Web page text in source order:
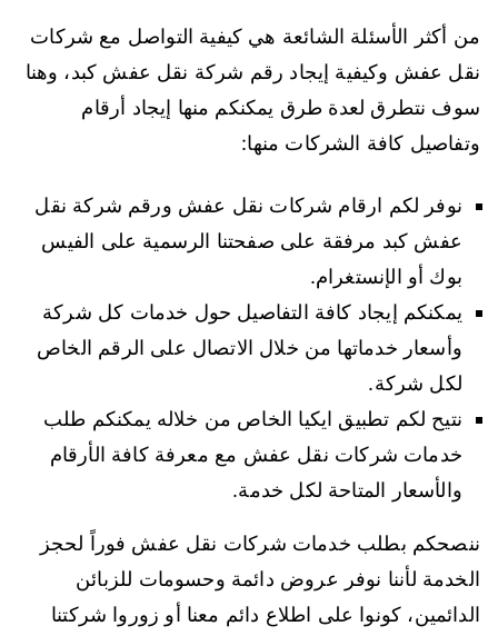
من أكثر الأسئلة الشائعة هي كيفية التواصل مع شركات
نقل عفش وكيفية إيجاد رقم شركة نقل عفش كبد، وهنا
سوف نتطرق لعدة طرق يمكنكم منها إيجاد أرقام
وتفاصيل كافة الشركات منها:
نوفر لكم ارقام شركات نقل عفش ورقم شركة نقل
عفش كبد مرفقة على صفحتنا الرسمية على الفيس
بوك أو الإنستغرام.
يمكنكم إيجاد كافة التفاصيل حول خدمات كل شركة
وأسعار خدماتها من خلال الاتصال على الرقم الخاص
لكل شركة.
نتيح لكم تطبيق ايكيا الخاص من خلاله يمكنكم طلب
خدمات شركات نقل عفش مع معرفة كافة الأرقام
والأسعار المتاحة لكل خدمة.
ننصحكم بطلب خدمات شركات نقل عفش فوراً لحجز
الخدمة لأننا نوفر عروض دائمة وحسومات للزبائن
الدائمين، كونوا على اطلاع دائم معنا أو زوروا شركتنا